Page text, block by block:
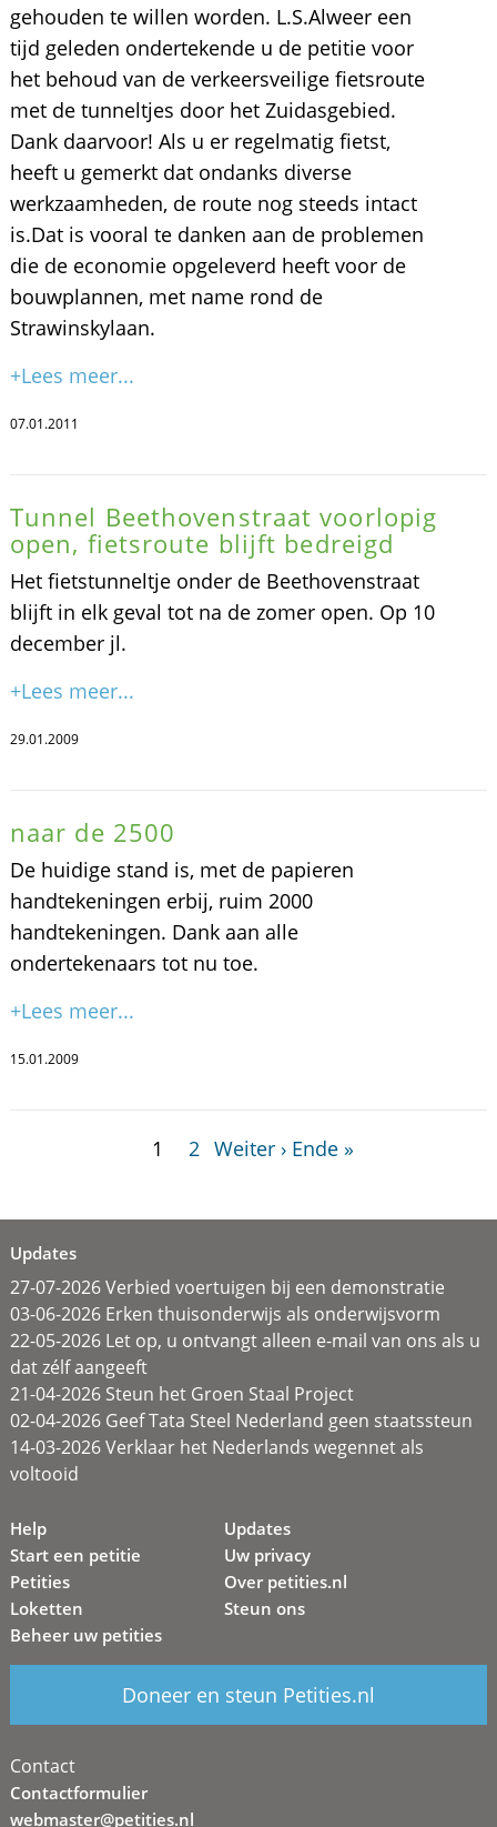
gehouden te willen worden. L.S.Alweer een
tijd geleden ondertekende u de petitie voor
het behoud van de verkeersveilige fietsroute
met de tunneltjes door het Zuidasgebied.
Dank daarvoor! Als u er regelmatig fietst,
heeft u gemerkt dat ondanks diverse
werkzaamheden, de route nog steeds intact
is.Dat is vooral te danken aan de problemen
die de economie opgeleverd heeft voor de
bouwplannen, met name rond de
Strawinskylaan.
+Lees meer...
07.01.2011
Tunnel Beethovenstraat voorlopig
open, fietsroute blijft bedreigd
Het fietstunneltje onder de Beethovenstraat
blijft in elk geval tot na de zomer open. Op 10
december jl.
+Lees meer...
29.01.2009
naar de 2500
De huidige stand is, met de papieren
handtekeningen erbij, ruim 2000
handtekeningen. Dank aan alle
ondertekenaars tot nu toe.
+Lees meer...
15.01.2009
1 2 Weiter › Ende »
Updates
27-07-2026 Verbied voertuigen bij een demonstratie
03-06-2026 Erken thuisonderwijs als onderwijsvorm
22-05-2026 Let op, u ontvangt alleen e-mail van ons als u
dat zélf aangeeft
21-04-2026 Steun het Groen Staal Project
02-04-2026 Geef Tata Steel Nederland geen staatssteun
14-03-2026 Verklaar het Nederlands wegennet als
voltooid
Help
Start een petitie
Petities
Loketten
Beheer uw petities
Updates
Uw privacy
Over petities.nl
Steun ons
Doneer en steun Petities.nl
Contact
Contactformulier
webmaster@petities.nl